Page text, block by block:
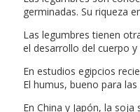
germinadas. Su riqueza
Las legumbres tienen
el desarrollo del cuerpo
En estudios egipcios
El humus, bueno para
En China y Japón, la